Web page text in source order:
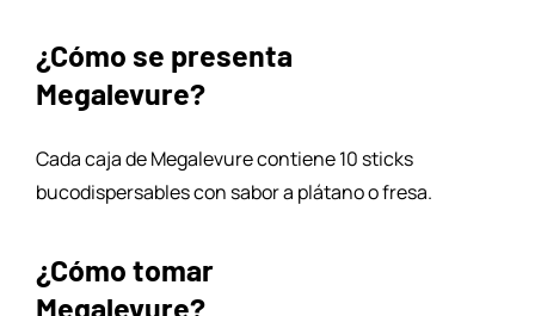
¿Cómo se presenta
Megalevure?
Cada caja de Megalevure contiene 10 sticks
bucodispersables con sabor a plátano o fresa.
¿Cómo tomar
Megalevure?